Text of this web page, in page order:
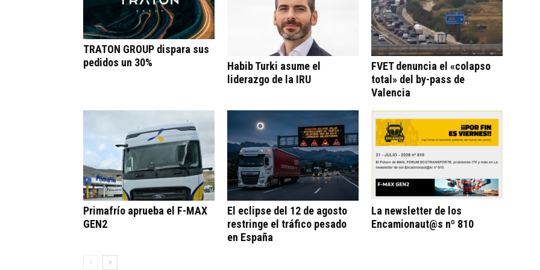
TRATON GROUP dispara sus
pedidos un 30%
Habib Turki asume el
liderazgo de la IRU
FVET denuncia el «colapso
total» del by-pass de
Valencia
Primafrío aprueba el F-MAX
GEN2
El eclipse del 12 de agosto
restringe el tráfico pesado
en España
La newsletter de los
Encamionaut@s nº 810